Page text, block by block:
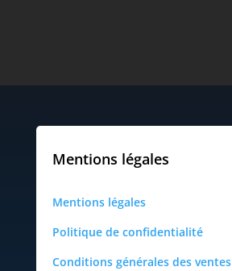
Mentions légales
Mentions légales
Politique de confidentialité
Conditions générales des ventes